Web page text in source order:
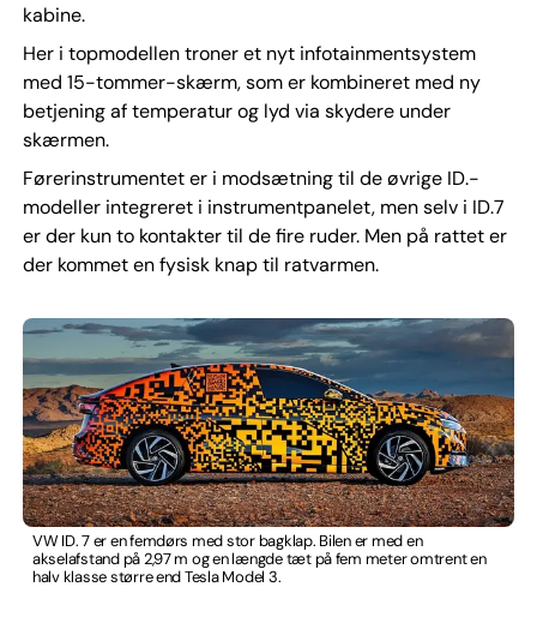
kabine.
Her i topmodellen troner et nyt infotainmentsystem
med 15-tommer-skærm, som er kombineret med ny
betjening af temperatur og lyd via skydere under
skærmen.
Førerinstrumentet er i modsætning til de øvrige ID.-
modeller integreret i instrumentpanelet, men selv i ID.7
er der kun to kontakter til de fire ruder. Men på rattet er
der kommet en fysisk knap til ratvarmen.
VW ID. 7 er en femdørs med stor bagklap. Bilen er med en
akselafstand på 2,97 m og en længde tæt på fem meter omtrent en
halv klasse større end Tesla Model 3.